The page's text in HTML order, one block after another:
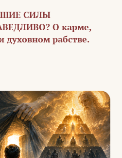
СИЛЫ
О карме,
духовном рабстве.